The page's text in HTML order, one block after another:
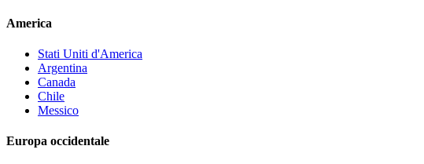
America
Stati Uniti d'America
Argentina
Canada
Chile
Messico
Europa occidentale